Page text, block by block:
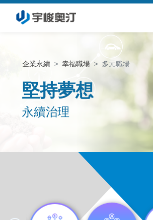
企業永續 幸福職場 多元職場
堅持夢想
永續治理